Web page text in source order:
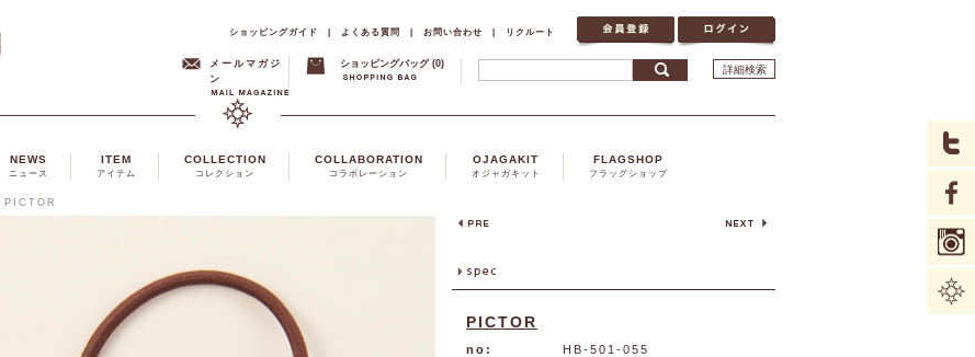
ショッピングガイド | よくある質問 | お問い合わせ | リクルート
メールマガジ
ン
ショッピングバッグ (0) 詳細検索
NEWS
ニュース
ITEM
アイテム
COLLECTION
コレクション
COLLABORATION
コラボレーション
OJAGAKIT
オジャガキット
FLAGSHOP
フラッグショップ
PICTOR
PICTOR
no:
HB-501-055